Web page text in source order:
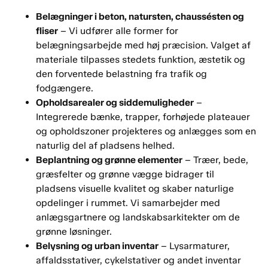
Belægninger i beton, natursten, chaussésten og
fliser – Vi udfører alle former for
belægningsarbejde med høj præcision. Valget af
materiale tilpasses stedets funktion, æstetik og
den forventede belastning fra trafik og
fodgængere.
Opholdsarealer og siddemuligheder –
Integrerede bænke, trapper, forhøjede plateauer
og opholdszoner projekteres og anlægges som en
naturlig del af pladsens helhed.
Beplantning og grønne elementer – Træer, bede,
græsfelter og grønne vægge bidrager til
pladsens visuelle kvalitet og skaber naturlige
opdelinger i rummet. Vi samarbejder med
anlægsgartnere og landskabsarkitekter om de
grønne løsninger.
Belysning og urban inventar – Lysarmaturer,
affaldsstativer, cykelstativer og andet inventar